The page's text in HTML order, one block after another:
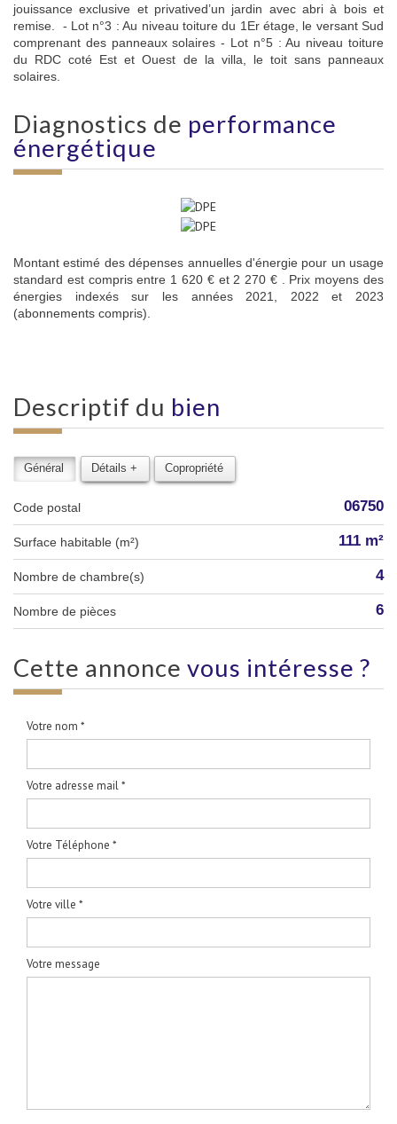
jouissance exclusive et privatived’un jardin avec abri à bois et
remise. - Lot n°3 : Au niveau toiture du 1Er étage, le versant Sud
comprenant des panneaux solaires - Lot n°5 : Au niveau toiture
du RDC coté Est et Ouest de la villa, le toit sans panneaux
solaires.
diagnostics de performance
énergétique
Montant estimé des dépenses annuelles d'énergie pour un usage
standard est compris entre 1 620 € et 2 270 € . Prix moyens des
énergies indexés sur les années 2021, 2022 et 2023
(abonnements compris).
descriptif du bien
Général Détails + Copropriété
Code postal 06750
Surface habitable (m²) 111 m²
Nombre de chambre(s) 4
Nombre de pièces 6
cette annonce vous intéresse ?
Votre nom *
Votre adresse mail *
Votre Téléphone *
Votre ville *
Votre message